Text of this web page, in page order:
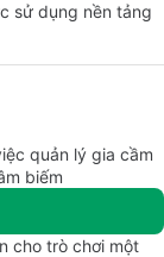
sử dụng nền tảng
quản lý gia cầm
biếm
cho trò chơi một